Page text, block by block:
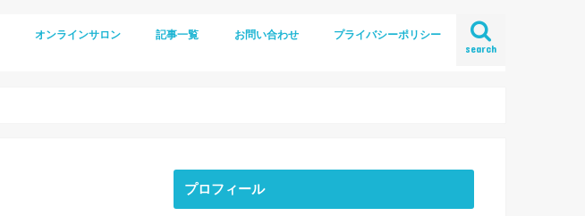
search
オンラインサロン 記事一覧 お問い合わせ プライバシーポリシー
プロフィール